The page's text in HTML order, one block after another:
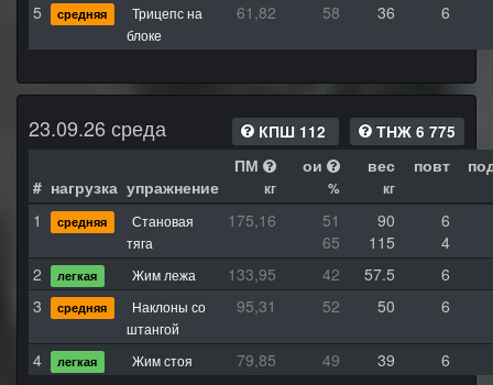
5 средняя
Трицепс на
блоке
61,82 58 36 6
23.09.26 среда КПШ 112 ТНЖ 6 775
# нагрузка упражнение
ПМ
кг
ои
%
вес
кг
повт
1 средняя
Становая
тяга
175,16 51 90
6
65
115
4
2
легкая Жим лежа 133,95 42 57.5
6
3
средняя
Наклоны со
штангой
95,31 52 50 6
4 легкая Жим стоя 79,85 49 39 6